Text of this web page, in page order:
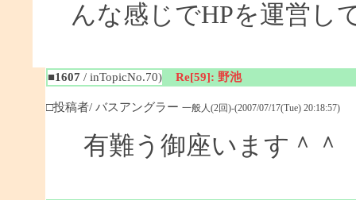
んな感じでHPを運営し
■1607 / inTopicNo.70) Re[59]: 野池
□投稿者/ バスアングラー 一般人(2回)-(2007/07/17(Tue) 20:18:57)
有難う御座います＾＾